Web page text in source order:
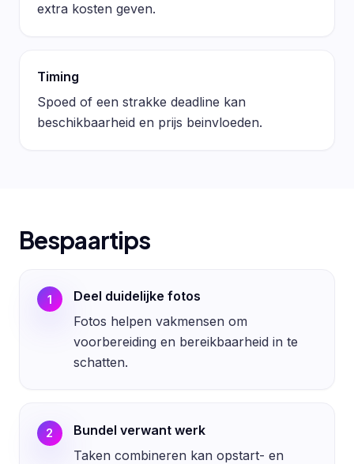
extra kosten geven.
Timing
Spoed of een strakke deadline kan
beschikbaarheid en prijs beinvloeden.
Bespaartips
1
Deel duidelijke fotos
Fotos helpen vakmensen om
voorbereiding en bereikbaarheid in te
schatten.
2
Bundel verwant werk
Taken combineren kan opstart- en